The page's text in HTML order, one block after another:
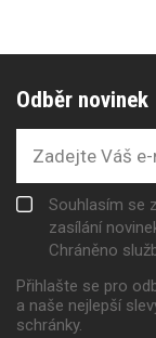
Odběr novinek
Souhlasím se
zasílání
Chráněno
Přihlašte se pro
a naše nejlepší
schránky.